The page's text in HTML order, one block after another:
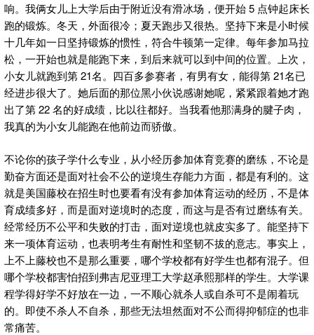
响。我俩女儿上大学后由于附近没有滑冰场，便开始 5 点钟起床长
跑的锻炼。冬天，外面很冷；夏天跑步又很热。坚持下来是小时候
十几年如一日坚持锻炼的惯性，符合牛顿第一定律。每年参加马拉
松，一开始也就是能跑下来，到后来就可以到中间的位置。上次，
小女儿就跑到第 21名。四百多参赛者，有男有女，能得第 21名已
经进步很大了。她后面的那位黑小伙说感谢她呢，紧紧跟着她才跑
出了第 22 名的好成绩，比以往都好。当我看他那满身的腱子肉，
我真的为小女儿能跑在他前边而骄傲。
不论你的孩子学什么专业，从小经历参加体育竞赛的磨练，不论是
勤奋方面还是面对社会不公的逆境生存能力方面，都是有利的。这
就是美国藤校在招生时也要看有没有参加体育运动的经历，不是体
育成绩多好，而是面对逆境时的态度，而这与是否有过磨练有关。
经常经历不公平和失败的打击，面对逆境也就皮实多了。能坚持下
来一项体育运动，也表明考生有耐性和坚韧不拔的意志。事实上，
上不上藤校也不是那么重要，哪个学校都有好学生也都有混子。但
哪个学校都害怕招到弗吉尼亚理工大学赵承熙那样的学生。大学课
程学得好学不好放在一边，一不顺心就杀人或自杀可不是闹着玩
的。即使不杀人不自杀，那些无法坦然面对不公而得抑郁症的也非
常痛苦。